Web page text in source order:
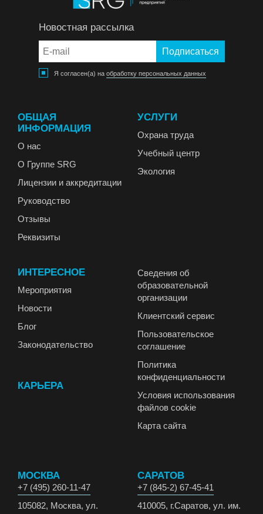
Новостная рассылка
Я согласен(а) на обработку персональных данных
ОБЩАЯ
ИНФОРМАЦИЯ
О нас
О Группе SRG
Лицензии и аккредитации
Руководство
Отзывы
Реквизиты
УСЛУГИ
Охрана труда
Учебный центр
Экология
ИНТЕРЕСНОЕ
Мероприятия
Новости
Блог
Законодательство
КАРЬЕРА
Сведения об
образовательной
организации
Клиентский сервис
Пользовательское
соглашение
Политика
конфиденциальности
Условия использования
файлов cookie
Карта сайта
МОСКВА
+7 (495) 260-11-47
105082, Москва, ул.
САРАТОВ
+7 (845-2) 67-45-41
410005, г.Саратов, ул. им.